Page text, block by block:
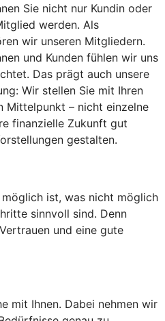
Sie nicht nur Kundin oder
werden. Als
wir unseren Mitgliedern.
und Kunden fühlen wir uns
Das prägt auch unsere
Wir stellen Sie mit Ihren
Mittelpunkt – nicht einzelne
finanzielle Zukunft gut
gestalten.
ist, was nicht möglich
sinnvoll sind. Denn
und eine gute
mit Ihnen. Dabei nehmen wir